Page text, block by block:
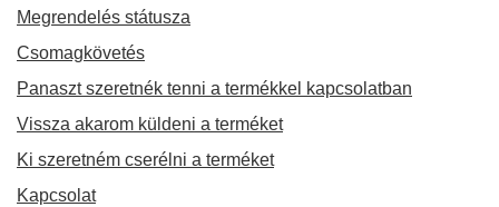
Megrendelés státusza
Csomagkövetés
Panaszt szeretnék tenni a termékkel kapcsolatban
Vissza akarom küldeni a terméket
Ki szeretném cserélni a terméket
Kapcsolat